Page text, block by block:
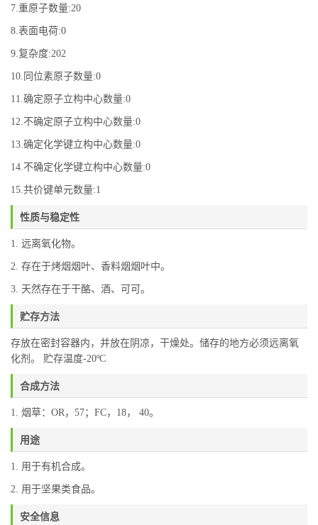
7.重原子数量:20
8.表面电荷:0
9.复杂度:202
10.同位素原子数量:0
11.确定原子立构中心数量:0
12.不确定原子立构中心数量:0
13.确定化学键立构中心数量:0
14.不确定化学键立构中心数量:0
15.共价键单元数量:1
性质与稳定性
1. 远离氧化物。
2. 存在于烤烟烟叶、香料烟烟叶中。
3. 天然存在于干酪、酒、可可。
贮存方法
存放在密封容器内，并放在阴凉，干燥处。储存的地方必须远离氧
化剂。 贮存温度-20ºC
合成方法
1. 烟草：OR，57；FC，18， 40。
用途
1. 用于有机合成。
2. 用于坚果类食品。
安全信息